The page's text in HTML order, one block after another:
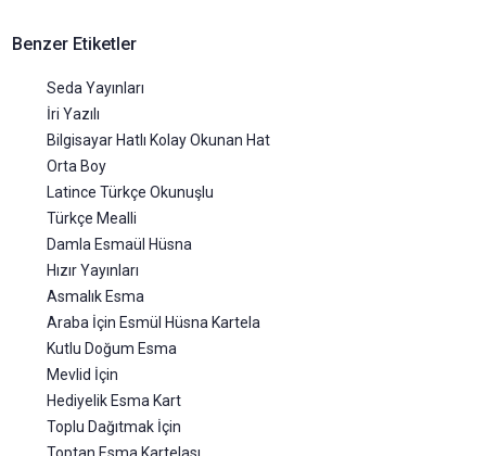
Benzer Etiketler
Seda Yayınları
İri Yazılı
Bilgisayar Hatlı Kolay Okunan Hat
Orta Boy
Latince Türkçe Okunuşlu
Türkçe Mealli
Damla Esmaül Hüsna
Hızır Yayınları
Asmalık Esma
Araba İçin Esmül Hüsna Kartela
Kutlu Doğum Esma
Mevlid İçin
Hediyelik Esma Kart
Toplu Dağıtmak İçin